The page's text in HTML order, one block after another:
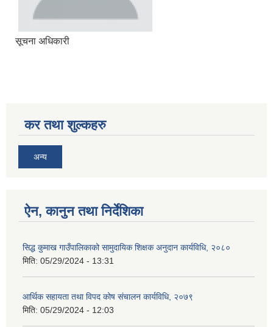
सूचना अधिकारी
कर तथा शुल्कहरु
अन्य
ऐन, कानुन तथा निर्देशिका
सिद्ध कुमाख गाउँपालिकाको सामुदायिक शिक्षक अनुदान कार्यविधि, २०८०
मिति: 05/29/2024 - 13:31
आर्थिक सहायता तथा विपद कोष संचालन कार्यविधि, २०७९
मिति: 05/29/2024 - 12:03